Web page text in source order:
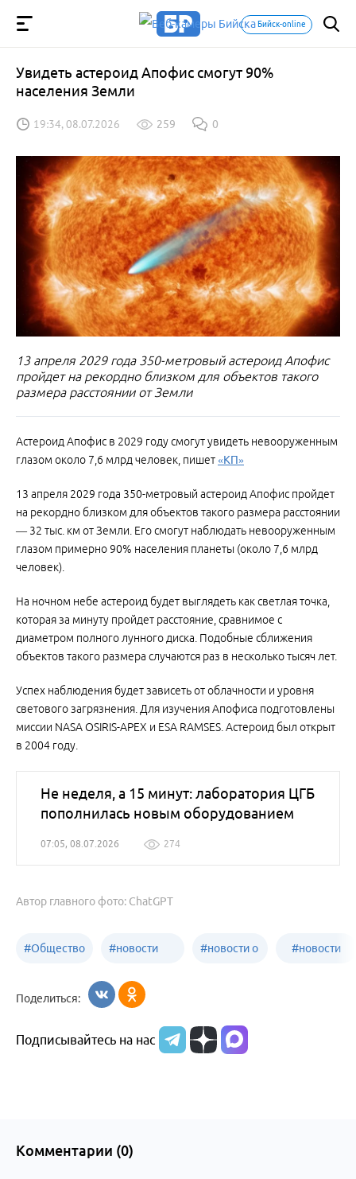
Бийск-online
Увидеть астероид Апофис смогут 90%
населения Земли
19:34, 08.07.2026 259 0
13 апреля 2029 года 350-метровый астероид Апофис
пройдет на рекордно близком для объектов такого
размера расстоянии от Земли
Астероид Апофис в 2029 году смогут увидеть невооруженным
глазом около 7,6 млрд человек, пишет«КП»
13 апреля 2029 года 350-метровый астероид Апофис пройдет
на рекордно близком для объектов такого размера расстоянии
— 32 тыс. км от Земли. Его смогут наблюдать невооруженным
глазом примерно 90% населения планеты (около 7,6 млрд
человек).
На ночном небе астероид будет выглядеть как светлая точка,
которая за минуту пройдет расстояние, сравнимое с
диаметром полного лунного диска. Подобные сближения
объектов такого размера случаются раз в несколько тысяч лет.
Успех наблюдения будет зависеть от облачности и уровня
светового загрязнения. Для изучения Апофиса подготовлены
миссии NASA OSIRIS-APEX и ESA RAMSES. Астероид был открыт
в 2004 году.
Не неделя, а 15 минут: лаборатория ЦГБ
пополнилась новым оборудованием
07:05, 08.07.2026 274
Автор главного фото: ChatGPT
#Общество #новости
образования
#новости о
Алтайского
#новости
Поделиться:
Подписывайтесь на нас
Комментарии (0)